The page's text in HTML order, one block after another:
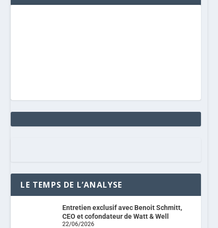
LE TEMPS DE L’ANALYSE
Entretien exclusif avec Benoit Schmitt,
CEO et cofondateur de Watt & Well
22/06/2026